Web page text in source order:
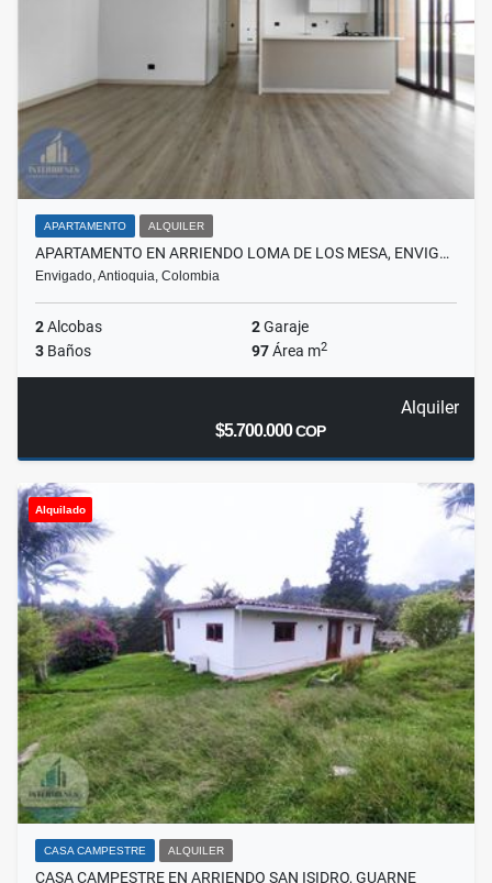
APARTAMENTO ALQUILER
APARTAMENTO EN ARRIENDO LOMA DE LOS MESA, ENVIG…
Envigado, Antioquia, Colombia
2Alcobas 2Garaje
3 Baños 97Área m2
Alquiler
$5.700.000COP
Alquilado
CASA CAMPESTRE ALQUILER
CASA CAMPESTRE EN ARRIENDO SAN ISIDRO, GUARNE